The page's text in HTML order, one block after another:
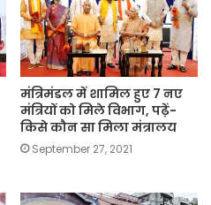
मंत्रिमंडल में शामिल हुए 7 नए
मंत्रियों को मिले विभाग, पढ़ें-
किसे कौन सा मिला मंत्रालय
September 27, 2021